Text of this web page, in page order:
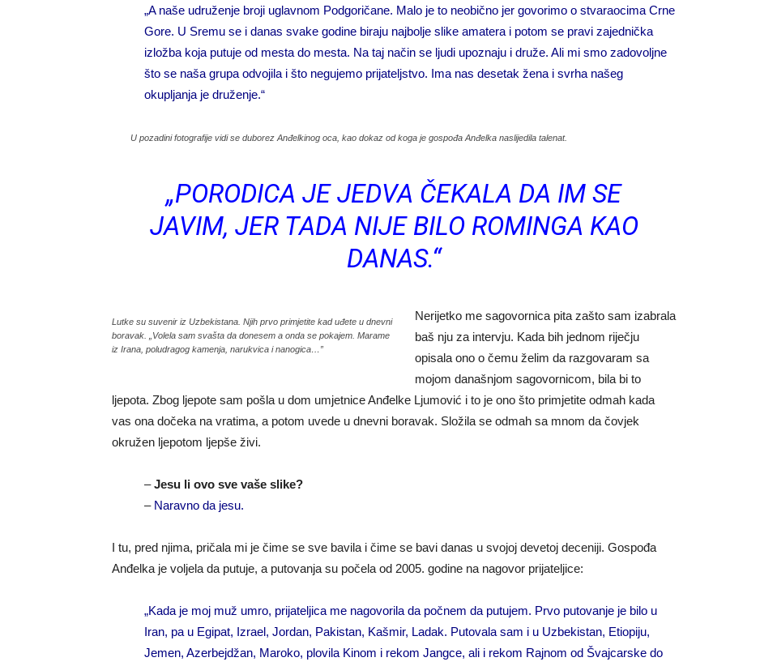
„A naše udruženje broji uglavnom Podgoričane. Malo je to neobično jer govorimo o stvaraocima Crne
Gore. U Sremu se i danas svake godine biraju najbolje slike amatera i potom se pravi zajednička
izložba koja putuje od mesta do mesta. Na taj način se ljudi upoznaju i druže. Ali mi smo zadovoljne
što se naša grupa odvojila i što negujemo prijateljstvo. Ima nas desetak žena i svrha našeg
okupljanja je druženje.“
U pozadini fotografije vidi se duborez Anđelkinog oca, kao dokaz od koga je gospođa Anđelka naslijedila talenat.
„PORODICA JE JEDVA ČEKALA DA IM SE
JAVIM, JER TADA NIJE BILO ROMINGA KAO
DANAS.“
Lutke su suvenir iz Uzbekistana. Njih prvo primjetite kad uđete u dnevni
boravak. „Volela sam svašta da donesem a onda se pokajem. Marame
iz Irana, poludragog kamenja, narukvica i nanogica…”
Nerijetko me sagovornica pita zašto sam izabrala
baš nju za intervju. Kada bih jednom riječju
opisala ono o čemu želim da razgovaram sa
mojom današnjom sagovornicom, bila bi to
ljepota. Zbog ljepote sam pošla u dom umjetnice Anđelke Ljumović i to je ono što primjetite odmah kada
vas ona dočeka na vratima, a potom uvede u dnevni boravak. Složila se odmah sa mnom da čovjek
okružen ljepotom ljepše živi.
–Jesu li ovo sve vaše slike?
– Naravno da jesu.
I tu, pred njima, pričala mi je čime se sve bavila i čime se bavi danas u svojoj devetoj deceniji. Gospođa
Anđelka je voljela da putuje, a putovanja su počela od 2005. godine na nagovor prijateljice:
„Kada je moj muž umro, prijateljica me nagovorila da počnem da putujem. Prvo putovanje je bilo u
Iran, pa u Egipat, Izrael, Jordan, Pakistan, Kašmir, Ladak. Putovala sam i u Uzbekistan, Etiopiju,
Jemen, Azerbejdžan, Maroko, plovila Kinom i rekom Jangce, ali i rekom Rajnom od Švajcarske do